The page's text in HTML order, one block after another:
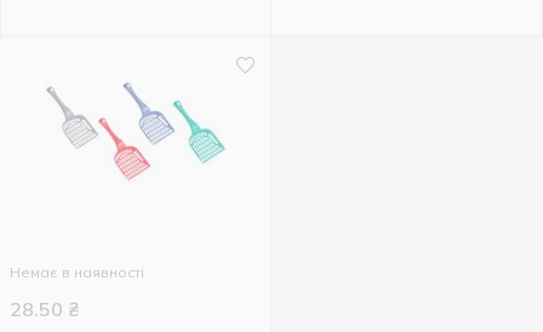
Немає в наявності
28.50 ₴